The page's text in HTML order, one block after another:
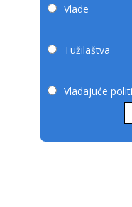
Vlade
Tužilaštva
Vladajuće